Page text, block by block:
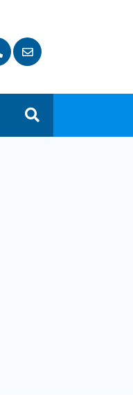
Buscar